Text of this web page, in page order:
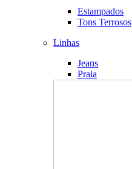
Estampados
Tons Terrosos
Linhas
Jeans
Praia